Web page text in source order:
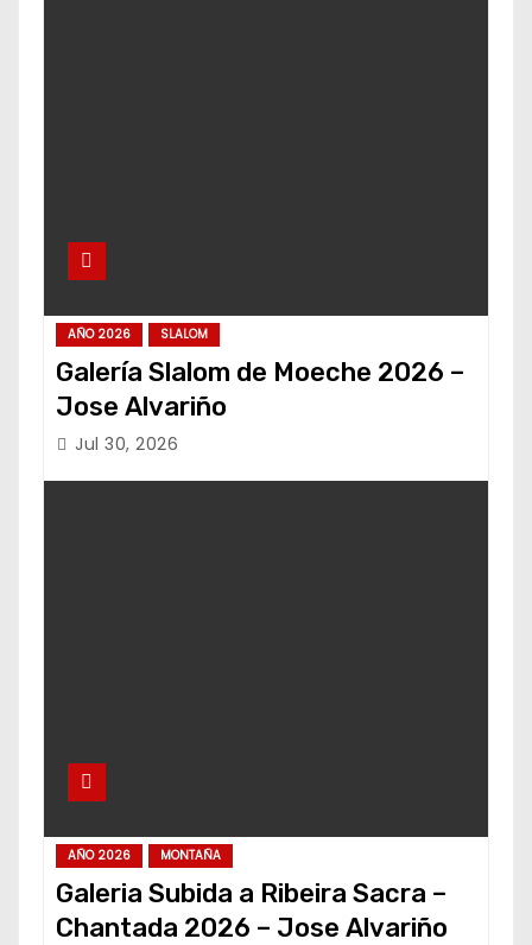
AÑO 2026 SLALOM
Galería Slalom de Moeche 2026 –
Jose Alvariño
Jul 30, 2026
AÑO 2026 MONTAÑA
Galeria Subida a Ribeira Sacra –
Chantada 2026 – Jose Alvariño